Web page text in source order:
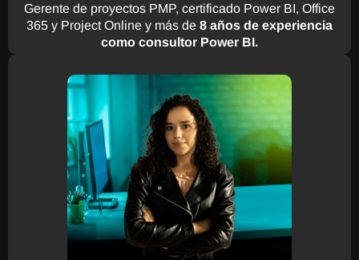
Gerente de proyectos PMP, certificado Power BI, Office
365 y Project Online y más de 8 años de experiencia
como consultor Power BI.